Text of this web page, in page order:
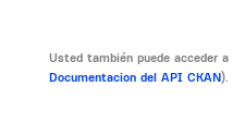
Usted también puede acceder
Documentacion del API CKAN).